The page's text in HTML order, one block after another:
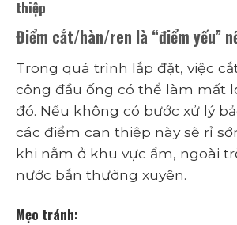
thiệp
Điểm cắt/hàn/ren là “điểm yếu”
Trong quá trình lắp đặt, việc
công đầu ống có thể làm mất
đó. Nếu không có bước xử lý
các điểm can thiệp này sẽ rỉ
khi nằm ở khu vực ẩm, ngoài
nước bắn thường xuyên.
Mẹo tránh: